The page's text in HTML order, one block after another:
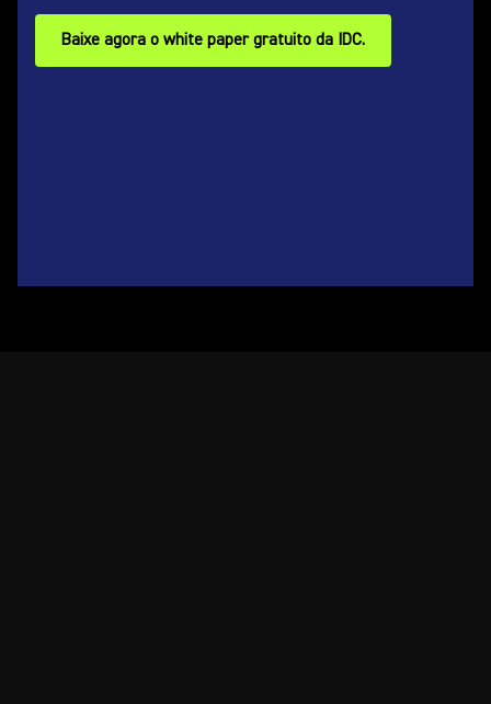
Baixe agora o white paper gratuito da IDC.